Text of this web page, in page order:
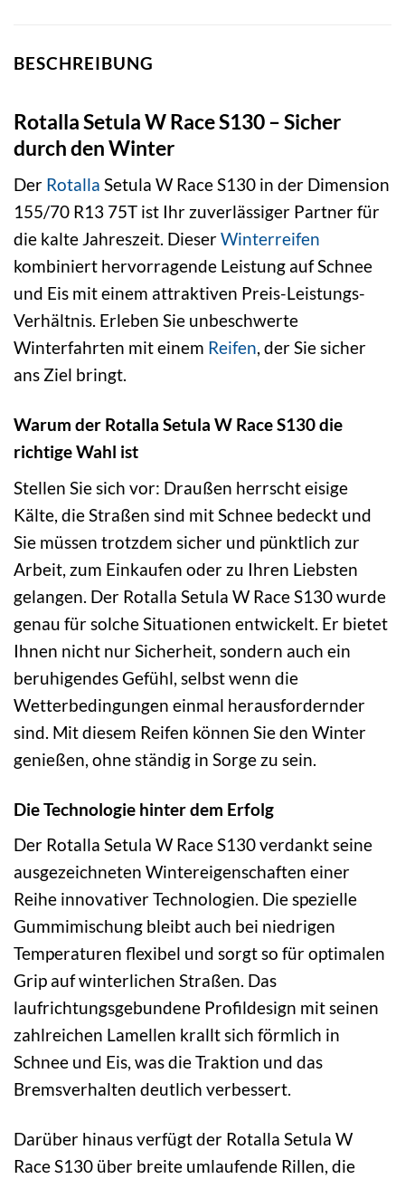
BESCHREIBUNG
Rotalla Setula W Race S130 – Sicher
durch den Winter
Der Rotalla Setula W Race S130 in der Dimension
155/70 R13 75T ist Ihr zuverlässiger Partner für
die kalte Jahreszeit. DieserWinterreifen
kombiniert hervorragende Leistung auf Schnee
und Eis mit einem attraktiven Preis-Leistungs-
Verhältnis. Erleben Sie unbeschwerte
Winterfahrten mit einem Reifen, der Sie sicher
ans Ziel bringt.
Warum der Rotalla Setula W Race S130 die
richtige Wahl ist
Stellen Sie sich vor: Draußen herrscht eisige
Kälte, die Straßen sind mit Schnee bedeckt und
Sie müssen trotzdem sicher und pünktlich zur
Arbeit, zum Einkaufen oder zu Ihren Liebsten
gelangen. Der Rotalla Setula W Race S130 wurde
genau für solche Situationen entwickelt. Er bietet
Ihnen nicht nur Sicherheit, sondern auch ein
beruhigendes Gefühl, selbst wenn die
Wetterbedingungen einmal herausfordernder
sind. Mit diesem Reifen können Sie den Winter
genießen, ohne ständig in Sorge zu sein.
Die Technologie hinter dem Erfolg
Der Rotalla Setula W Race S130 verdankt seine
ausgezeichneten Wintereigenschaften einer
Reihe innovativer Technologien. Die spezielle
Gummimischung bleibt auch bei niedrigen
Temperaturen flexibel und sorgt so für optimalen
Grip auf winterlichen Straßen. Das
laufrichtungsgebundene Profildesign mit seinen
zahlreichen Lamellen krallt sich förmlich in
Schnee und Eis, was die Traktion und das
Bremsverhalten deutlich verbessert.
Darüber hinaus verfügt der Rotalla Setula W
Race S130 über breite umlaufende Rillen, die